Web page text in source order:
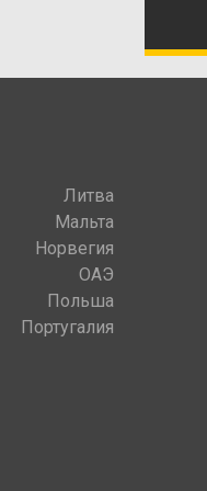
Литва
Мальта
Норвегия
ОАЭ
Польша
Португалия